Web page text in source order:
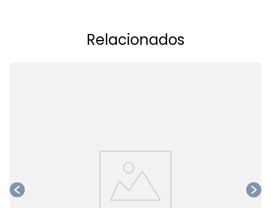
Relacionados